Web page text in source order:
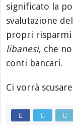
significato la
svalutazione
propri risparmi
libanesi, che
conti bancari.
Ci vorrà